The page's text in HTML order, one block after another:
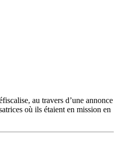
au travers d’une annonce
où ils étaient en mission en